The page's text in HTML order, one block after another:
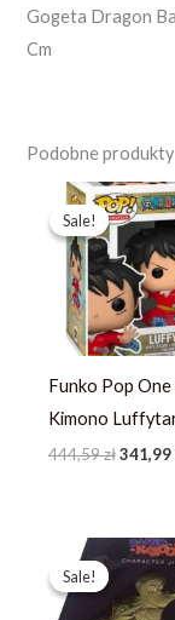
Gogeta Dragon
Cm
Podobne produkty
Sale!
Sale!
Funko Pop One
Kimono
444,59zł
cena
444,59
341,99
Sale!
Sale!
cena
128,79